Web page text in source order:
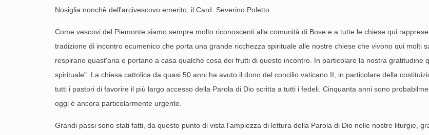
Nosiglia nonchè dell'arcivescovo emerito, il Card. Severino Poletto.
Come vescovi del Piemonte siamo sempre molto riconoscenti alla comunità di Bose e a tutte le chiese qui
tradizione di incontro ecumenico che porta una grande ricchezza spirituale alle nostre chiese che vivono qui molti
respirano quast'aria e portano a casa qualche cosa dei frutti di questo incontro. In particolare la nostra gratitudine
spirituale". La chiesa cattolica da quasi 50 anni ha avuto il dono del concilio vaticano II, in particolare della
tutti i pastori di favorire il più largo accesso della Parola di Dio scritta a tutti i fedeli. Cinquanta anni sono
oggi è ancora particolarmente urgente.
Grandi passi sono stati fatti, da questo punto di vista l'ampiezza di lettura della Parola di Dio nelle nostre liturgie,